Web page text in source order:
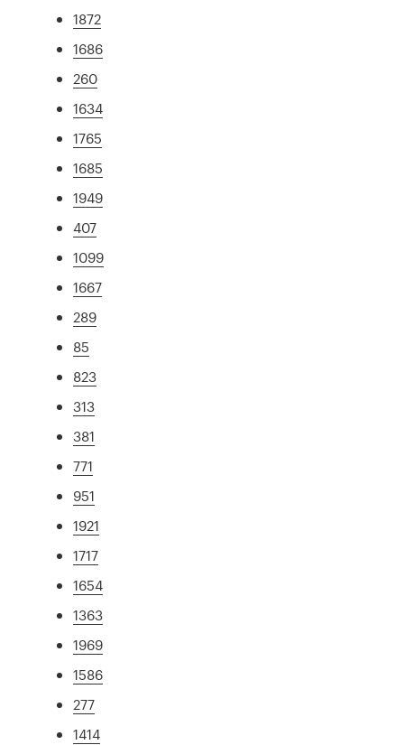
1872
1686
260
1634
1765
1685
1949
407
1099
1667
289
85
823
313
381
771
951
1921
1717
1654
1363
1969
1586
277
1414